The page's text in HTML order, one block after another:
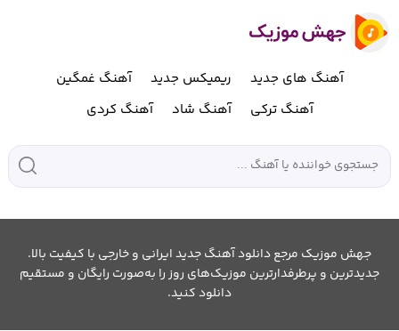
آهنگ های جدید ریمیکس جدید
آهنگ غمگین
آهنگ ترکی
آهنگ شاد آهنگ کردی
جهش موزیک مرجع دانلود آهنگ جدید ایرانی و خارجی با کیفیت بالا.
جدیدترین و پرطرفدارترین موزیک‌های روز را به‌صورت رایگان و مستقیم
دانلود کنید.